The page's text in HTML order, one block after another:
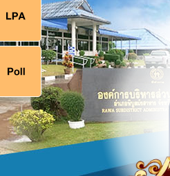
ยุทธศาสตร์
ข่าวสาร
กิจการ
สภา
บริการ
ข้อมูล